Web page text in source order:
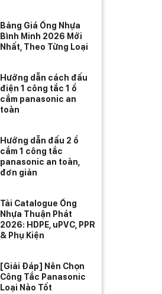
Bảng Giá Ống Nhựa
Bình Minh 2026 Mới
Nhất, Theo Từng Loại
Hướng dẫn cách đấu
điện 1 công tắc 1 ổ
cắm panasonic an
toàn
Hướng dẫn đấu 2 ổ
cắm 1 công tắc
panasonic an toàn,
đơn giản
Tải Catalogue Ống
Nhựa Thuận Phát
2026: HDPE, uPVC, PPR
& Phụ Kiện
[Giải Đáp] Nên Chọn
Công Tắc Panasonic
Loại Nào Tốt